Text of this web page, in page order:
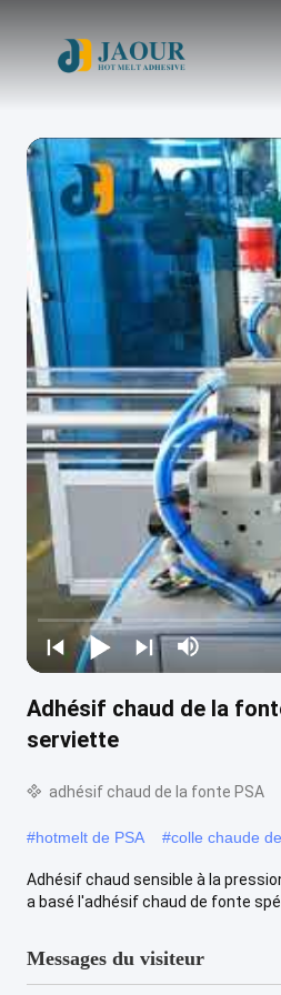
Adhésif chaud de la
serviette
adhésif chaud de la fonte PSA
#hotmelt de PSA #colle chaude
Adhésif chaud sensible à la
a basé l'adhésif chaud de fonte
Messages du visiteur